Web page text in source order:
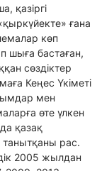
қазіргі
ғана
көп
шыға бастаған,
сөздіктер
Кеңес Үкіметі
мен
өте үлкен
қазақ
танытқаны рас.
2005 жылдан